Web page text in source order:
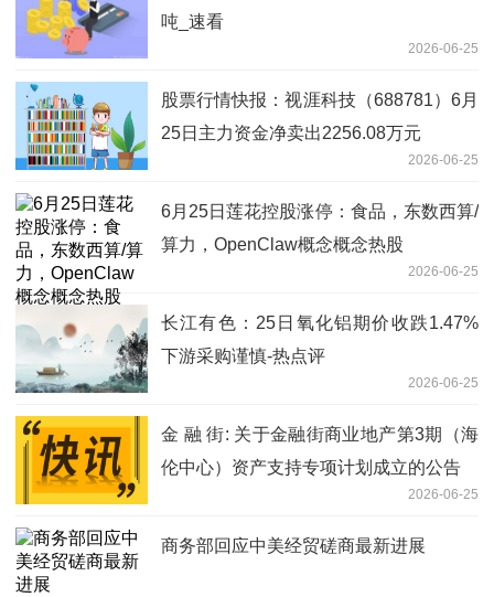
吨_速看
2026-06-25
股票行情快报：视涯科技（688781）6月
25日主力资金净卖出2256.08万元
2026-06-25
6月25日莲花控股涨停：食品，东数西算/
算力，OpenClaw概念概念热股
2026-06-25
长江有色：25日氧化铝期价收跌1.47%
下游采购谨慎-热点评
2026-06-25
金 融 街: 关于金融街商业地产第3期（海
伦中心）资产支持专项计划成立的公告
2026-06-25
商务部回应中美经贸磋商最新进展